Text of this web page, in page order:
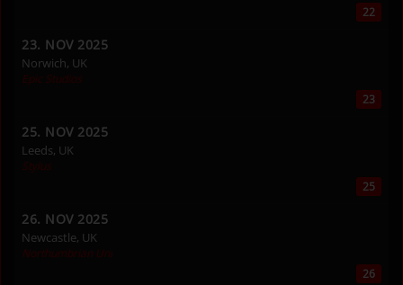
22
23. NOV 2025
Norwich, UK
Epic Studios
23
25. NOV 2025
Leeds, UK
Stylus
25
26. NOV 2025
Newcastle, UK
Northumbrian Uni
26